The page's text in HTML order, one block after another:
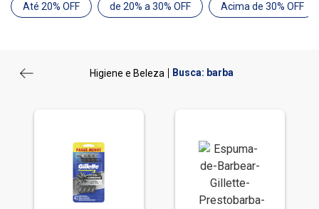
Até 20% OFF de 20% a 30% OFF Acima de 30% OFF
Higiene e Beleza Busca: barba